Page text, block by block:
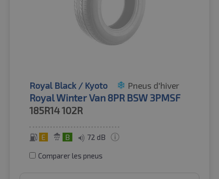
Royal Black / Kyoto Pneus d'hiver
Royal Winter Van 8PR BSW 3PMSF
185R14102R
E B 72 dB
Comparer les pneus